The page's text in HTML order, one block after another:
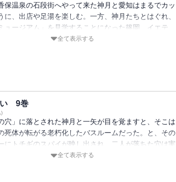
保温泉の石段街へやって来た神月と愛知はまるでカッ
に、出店や足湯を楽しむ。一方、神月たちとはぐれ、
ュージアム」を見学することになった篠岡、イエテ
その展示のあまりのインパクトに変わり果ててしま
全て表示する
い 9巻
)
穴」に落とされた神月と一矢が目を覚ますと、そこは
死体が転がる老朽化したバスルームだった。と、その
にトチギのスパイが映し出され、二人が落ちた穴は実
の穴」だったことが知らされる。これからトチギに忠
全て表示する